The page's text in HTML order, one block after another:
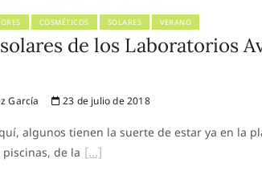
COSMÉTICOS SOLARES VERANO
de los Laboratorios
García 23 de julio de 2018
algunos tienen la suerte de estar ya en la
de la